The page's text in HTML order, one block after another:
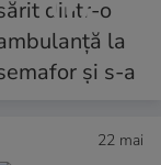
22 mai